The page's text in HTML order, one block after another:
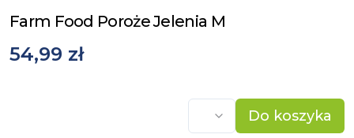
Farm Food Poroże Jelenia M
54,99 zł
Do koszyka